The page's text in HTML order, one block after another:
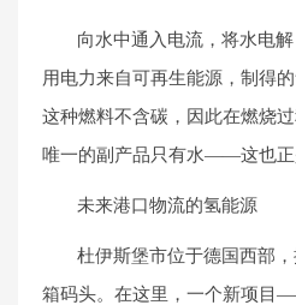
向水中通入电流，将水电
用电力来自可再生能源，制得
这种燃料不含碳，因此在燃烧
唯一的副产品只有水——这也正
未来港口物流的氢能源
杜伊斯堡市位于德国西部
箱码头。在这里，一个新项目